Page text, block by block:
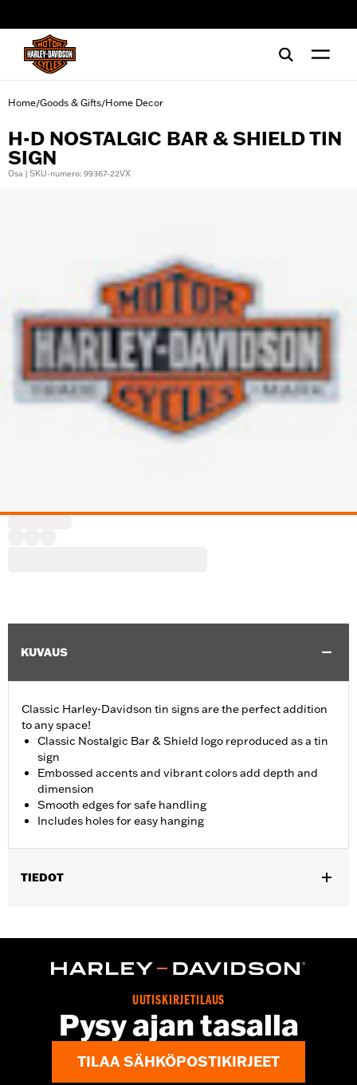
Home/Goods & Gifts/Home Decor
H-D NOSTALGIC BAR & SHIELD TIN
SIGN
Osa | SKU-numero: 99367-22VX
KUVAUS
Classic Harley-Davidson tin signs are the perfect addition
to any space!
Classic Nostalgic Bar & Shield logo reproduced as a tin
sign
Embossed accents and vibrant colors add depth and
dimension
Smooth edges for safe handling
Includes holes for easy hanging
TIEDOT
Dimension Description:10.5" H x 18" W
UUTISKIRJETILAUS
Pysy ajan tasalla
TILAA SÄHKÖPOSTIKIRJEET